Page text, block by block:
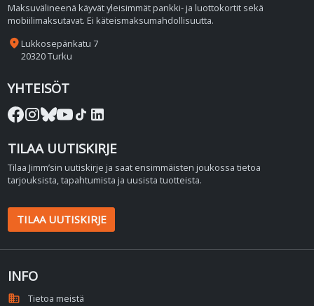
Maksuvälineenä käyvät yleisimmät pankki- ja luottokortit sekä
mobiilimaksutavat. Ei käteismaksumahdollisuutta.
place Lukkosepänkatu 7
20320 Turku
YHTEISÖT
TILAA UUTISKIRJE
Tilaa Jimm’sin uutiskirje ja saat ensimmäisten joukossa tietoa
tarjouksista, tapahtumista ja uusista tuotteista.
TILAA UUTISKIRJE
INFO
domain
Tietoa meistä